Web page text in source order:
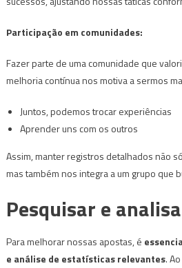
Participação em comunidades:
Fazer parte de uma comunidade que
melhoria contínua nos motiva a sermos
Juntos, podemos trocar experiências
Aprender uns com os outros
Assim, manter registros detalhados não
mas também nos integra a um grupo que
Pesquisar e
Para melhorar nossas apostas, é
e análise de estatísticas relevantes.